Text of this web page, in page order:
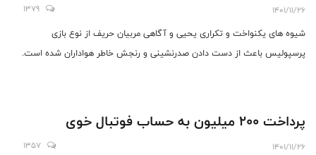
1401/11/26
1379
شیوه های یکنواخت و تکراری یحیی و آگاهی مربیان حریف از نوع بازی
پرسپولیس باعث از دست دادن صدرنشینی و رنجش خاطر هواداران شده است.
پرداخت 200 میلیون به حساب فوتبال خوی
1401/11/26
1357